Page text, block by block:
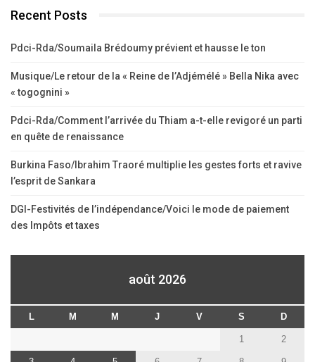
Recent Posts
Pdci-Rda/Soumaila Brédoumy prévient et hausse le ton
Musique/Le retour de la « Reine de l’Adjémélé » Bella Nika avec
« togognini »
Pdci-Rda/Comment l’arrivée du Thiam a-t-elle revigoré un parti
en quête de renaissance
Burkina Faso/Ibrahim Traoré multiplie les gestes forts et ravive
l’esprit de Sankara
DGI-Festivités de l’indépendance/Voici le mode de paiement
des Impôts et taxes
août 2026
L M M J V S D
1 2